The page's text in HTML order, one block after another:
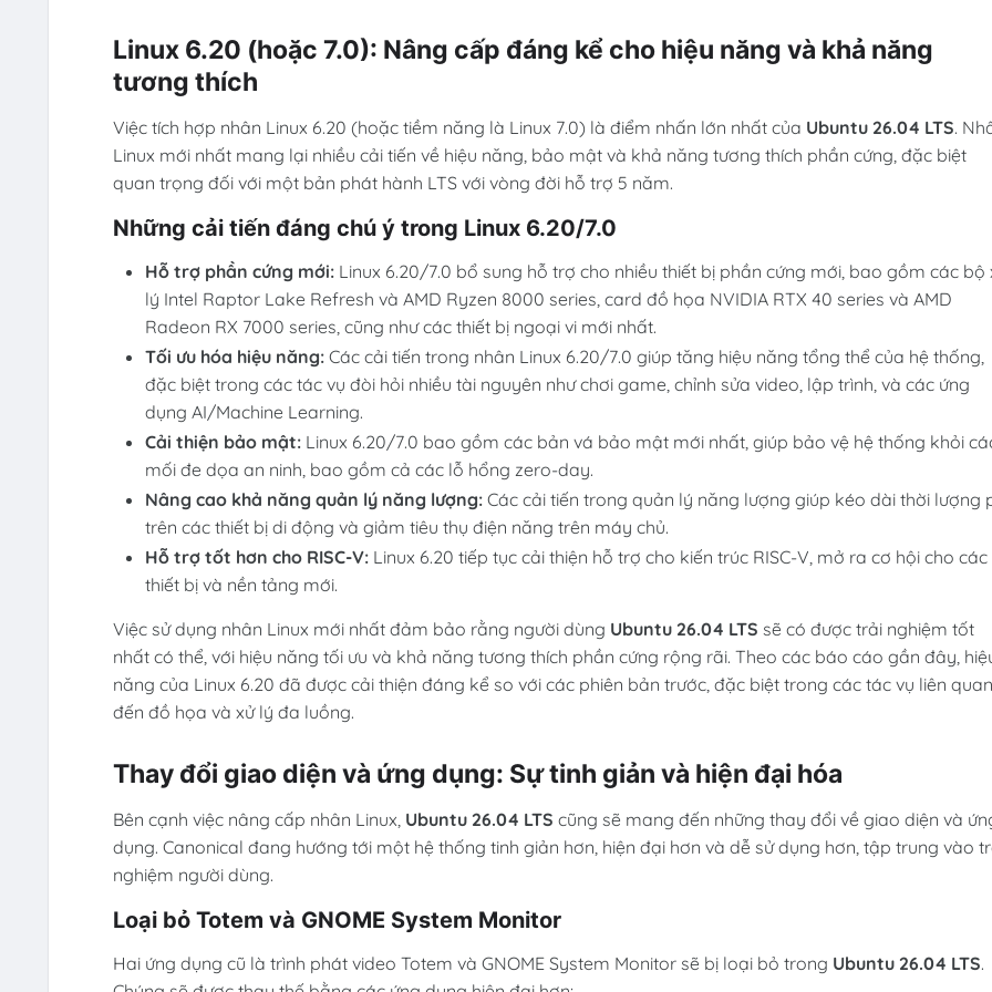
Linux 6.20 (hoặc 7.0): Nâng cấp đáng kể cho hiệu năng và khả năng
tương thích
Việc tích hợp nhân Linux 6.20 (hoặc tiềm năng là Linux 7.0) là điểm nhấn lớn nhất của Ubuntu 26.04 LTS.
Linux mới nhất mang lại nhiều cải tiến về hiệu năng, bảo mật và khả năng tương thích phần cứng, đặc biệt
quan trọng đối với một bản phát hành LTS với vòng đời hỗ trợ 5 năm.
Những cải tiến đáng chú ý trong Linux 6.20/7.0
Hỗ trợ phần cứng mới: Linux 6.20/7.0 bổ sung hỗ trợ cho nhiều thiết bị phần cứng mới, bao gồm các bộ
lý Intel Raptor Lake Refresh và AMD Ryzen 8000 series, card đồ họa NVIDIA RTX 40 series và AMD
Radeon RX 7000 series, cũng như các thiết bị ngoại vi mới nhất.
Tối ưu hóa hiệu năng: Các cải tiến trong nhân Linux 6.20/7.0 giúp tăng hiệu năng tổng thể của hệ thống,
đặc biệt trong các tác vụ đòi hỏi nhiều tài nguyên như chơi game, chỉnh sửa video, lập trình, và các ứng
dụng AI/Machine Learning.
Cải thiện bảo mật: Linux 6.20/7.0 bao gồm các bản vá bảo mật mới nhất, giúp bảo vệ hệ thống khỏi
mối đe dọa an ninh, bao gồm cả các lỗ hổng zero-day.
Nâng cao khả năng quản lý năng lượng: Các cải tiến trong quản lý năng lượng giúp kéo dài thời lượng
trên các thiết bị di động và giảm tiêu thụ điện năng trên máy chủ.
Hỗ trợ tốt hơn cho RISC-V: Linux 6.20 tiếp tục cải thiện hỗ trợ cho kiến trúc RISC-V, mở ra cơ hội cho các
thiết bị và nền tảng mới.
Việc sử dụng nhân Linux mới nhất đảm bảo rằng người dùng Ubuntu 26.04 LTS sẽ có được trải nghiệm tốt
nhất có thể, với hiệu năng tối ưu và khả năng tương thích phần cứng rộng rãi. Theo các báo cáo gần đây,
năng của Linux 6.20 đã được cải thiện đáng kể so với các phiên bản trước, đặc biệt trong các tác vụ liên quan
đến đồ họa và xử lý đa luồng.
Thay đổi giao diện và ứng dụng: Sự tinh giản và hiện đại hóa
Bên cạnh việc nâng cấp nhân Linux, Ubuntu 26.04 LTS cũng sẽ mang đến những thay đổi về giao diện và
dụng. Canonical đang hướng tới một hệ thống tinh giản hơn, hiện đại hơn và dễ sử dụng hơn, tập trung vào
nghiệm người dùng.
Loại bỏ Totem và GNOME System Monitor
Hai ứng dụng cũ là trình phát video Totem và GNOME System Monitor sẽ bị loại bỏ trong Ubuntu 26.04 LTS.